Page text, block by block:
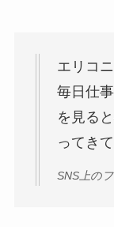
エリコ
毎日仕
を見る
ってき
SNS上の